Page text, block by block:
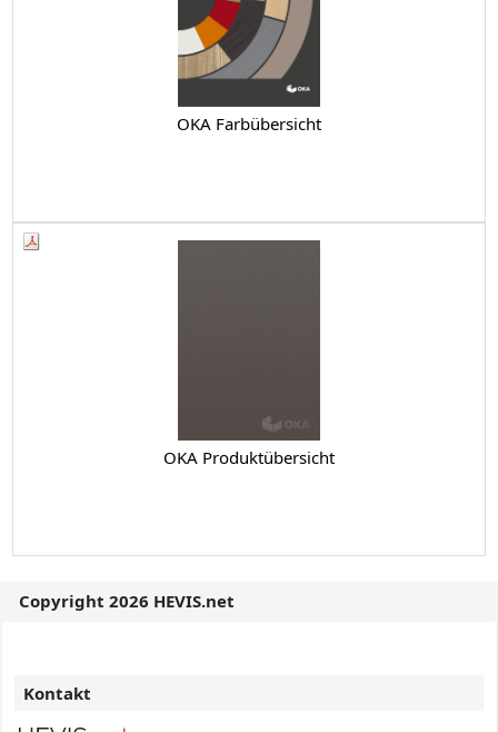
OKA Farbübersicht
OKA Produktübersicht
Copyright 2026 HEVIS.net
Kontakt